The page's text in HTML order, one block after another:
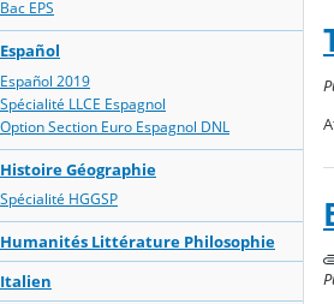
Bac EPS
Español
Español 2019
Spécialité LLCE Espagnol
Option Section Euro Espagnol DNL
Histoire Géographie
Spécialité HGGSP
Humanités Littérature Philosophie
Italien